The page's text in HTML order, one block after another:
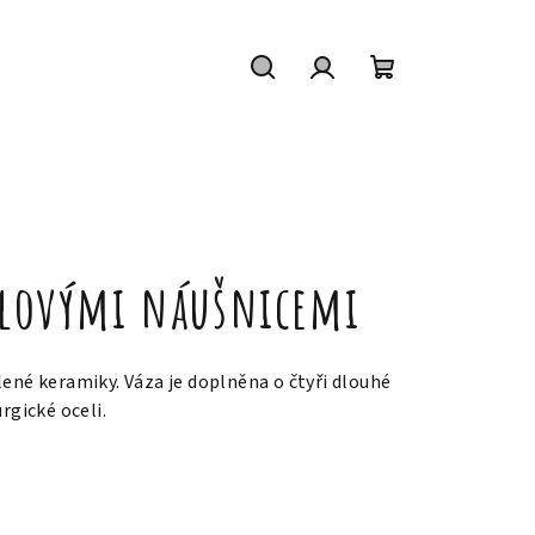
náušnicemi
keramiky. Váza je doplněna o čtyři dlouhé
oceli.